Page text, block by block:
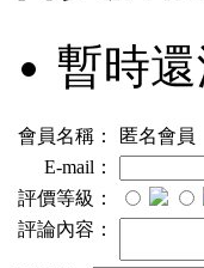
暫時
會員名稱：
匿名會員
E-mail：
評價等級：
評論內容：